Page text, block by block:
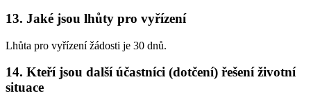
13. Jaké jsou lhůty pro vyřízení
Lhůta pro vyřízení žádosti je 30 dnů.
14. Kteří jsou další účastníci (dotčení) řešení životní
situace